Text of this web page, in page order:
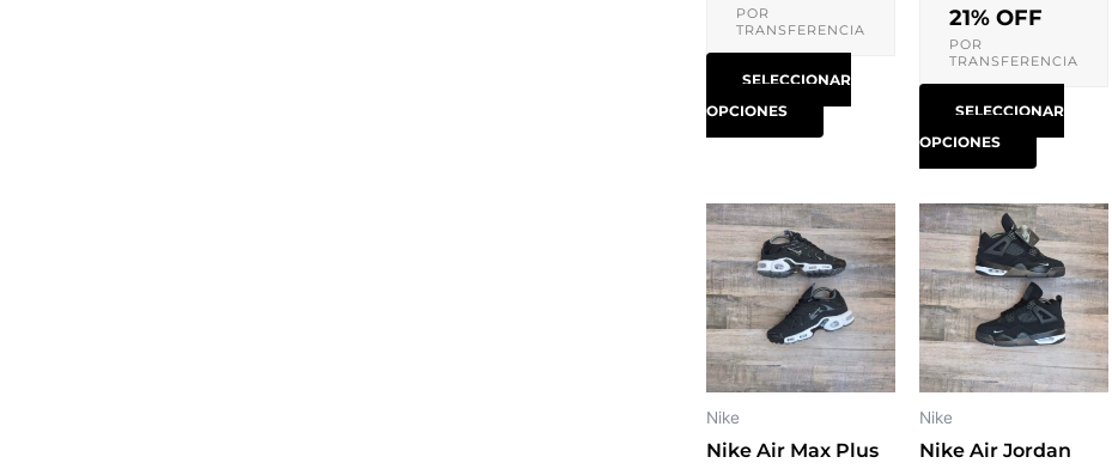
POR
TRANSFERENCIA
SELECCIONAR
OPCIONES
21% OFF
POR
TRANSFERENCIA
SELECCIONAR
OPCIONES
Nike
Nike Air Max Plus
Este
producto
tiene
múltiples
variantes.
Las
Nike
Nike Air Jordan
Este
producto
tiene
múltiples
variantes.
Las